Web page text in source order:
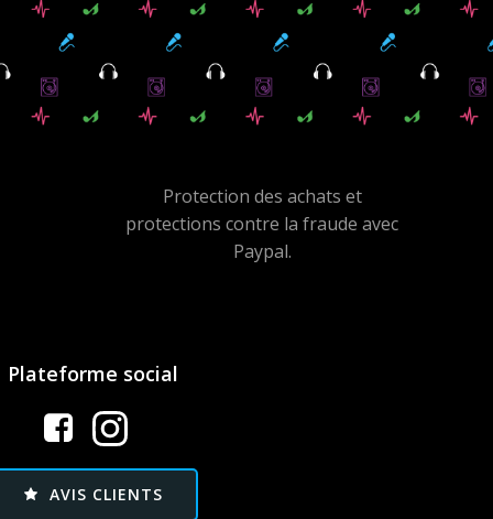
Protection des achats et
protections contre la fraude avec
Paypal.
Plateforme social
AVIS CLIENTS